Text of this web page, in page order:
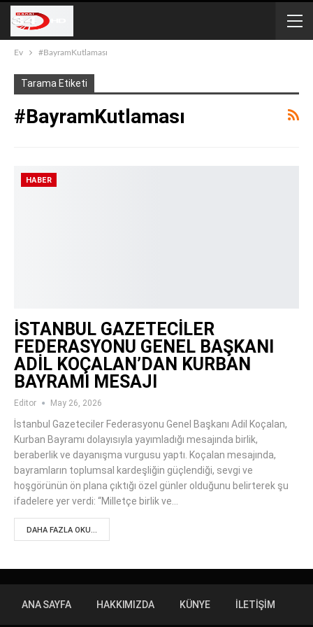
Ev #BayramKutlaması
Tarama Etiketi
#BayramKutlaması
HABER
İSTANBUL GAZETECİLER
FEDERASYONU GENEL BAŞKANI
ADİL KOÇALAN’DAN KURBAN
BAYRAMI MESAJI
Editor May 26, 2026
İstanbul Gazeteciler Federasyonu Genel Başkanı Adil Koçalan,
Kurban Bayramı dolayısıyla yayımladığı mesajında birlik,
beraberlik ve dayanışma vurgusu yaptı. Koçalan mesajında,
bayramların toplumsal kardeşliğin güçlendiği, sevgi ve
hoşgörünün ön plana çıktığı özel günler olduğunu belirterek şu
ifadelere yer verdi: “Milletçe birlik ve…
DAHA FAZLA OKU...
ANA SAYFA HAKKIMIZDA KÜNYE İLETIŞIM